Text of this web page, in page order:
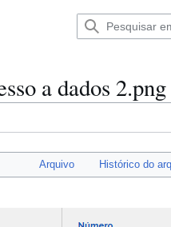
a dados 2.png
Arquivo Histórico do